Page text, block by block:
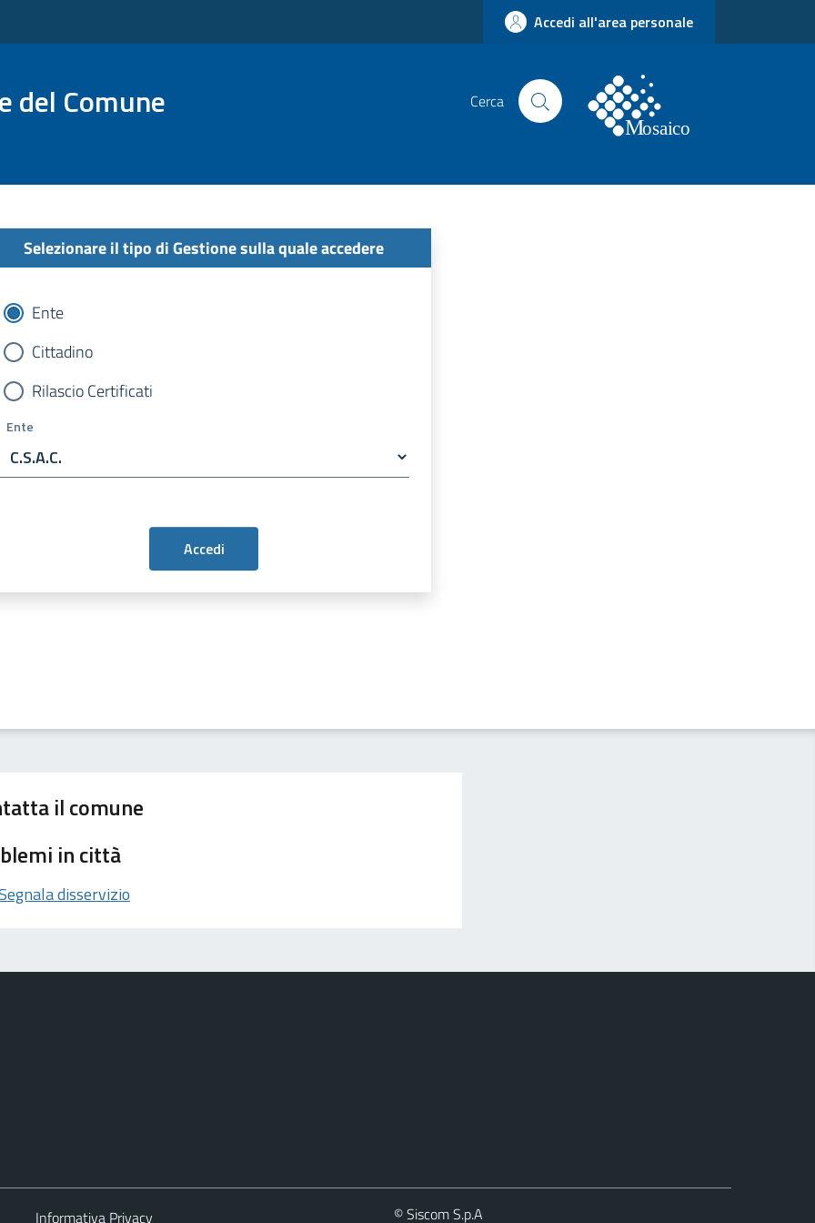
Accedi all'area personale
del Comune Cerca
Selezionare il tipo di Gestione sulla quale accedere
Ente
Cittadino
Rilascio Certificati
Ente
il comune
in città
disservizio
Informativa Privacy © Siscom S.p.A